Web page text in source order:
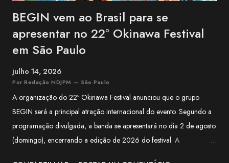
BEGIN vem ao Brasil para se
apresentar no 22º Okinawa Festival
em São Paulo
julho 14, 2026
Por Redação NDJPM — São Paulo
A organização do 22º Okinawa Festival anunciou que o grupo
BEGIN será a principal atração internacional do evento. Segundo a
programação divulgada, a banda se apresentará no dia 2 de agosto
(domingo), encerrando a edição de 2026 do festival. A